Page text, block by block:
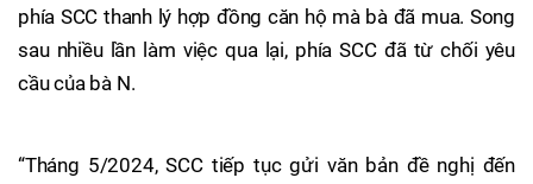
phía SCC thanh lý hợp đồng căn hộ mà bà đã mua. Song
sau nhiều lần làm việc qua lại, phía SCC đã từ chối yêu
cầu của bà N.
“Tháng 5/2024, SCC tiếp tục gửi văn bản đề nghị đến